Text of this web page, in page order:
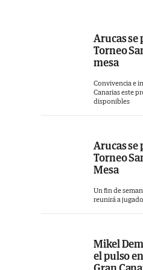
consumidores una
con la garantía de
100% canaria.
En los últimos
la leche, el huevo y
que sus
aquellas personas
Asimismo, han
posicionándose
primera empresa
Arucas se
Torneo
mesa
Convivencia e
Canarias este
disponibles
Arucas se
Torneo
Mesa
Un fin de
reunirá a
Mikel
el pulso